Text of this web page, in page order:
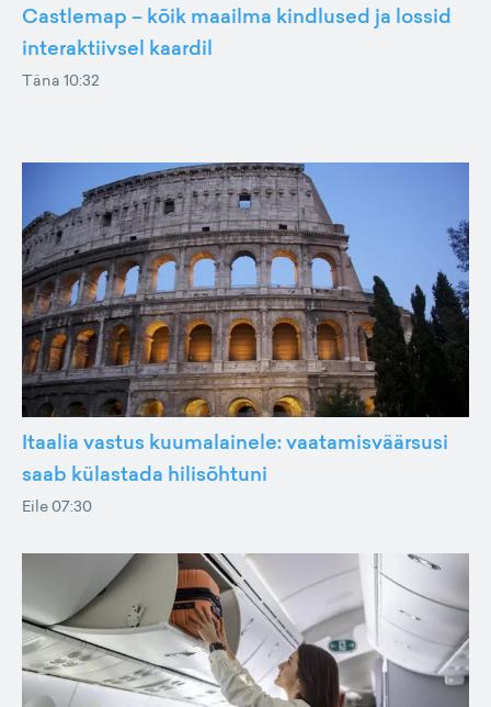
Castlemap – kõik maailma kindlused ja lossid
interaktiivsel kaardil
Täna 10:32
Itaalia vastus kuumalainele: vaatamisväärsusi
saab külastada hilisõhtuni
Eile 07:30